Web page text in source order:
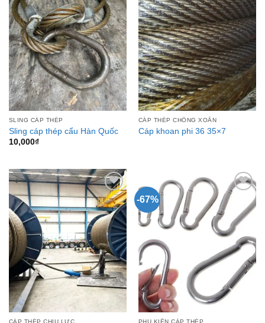
Add to
Wishlist
SLING CÁP THÉP
Sling cáp thép cẩu Hàn Quốc
10,000₫
Add to
Wishlist
CÁP THÉP CHỐNG XOẮN
Cáp khoan phi 36 35×7
Add to
Wishlist
-67%
Add to
Wishlist